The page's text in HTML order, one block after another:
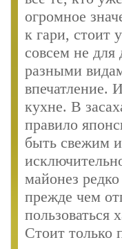
огромное
к гари, стоит
совсем не
разными
впечатление.
кухне. В
правило
быть свежим
майонез
прежде чем
Стоит только